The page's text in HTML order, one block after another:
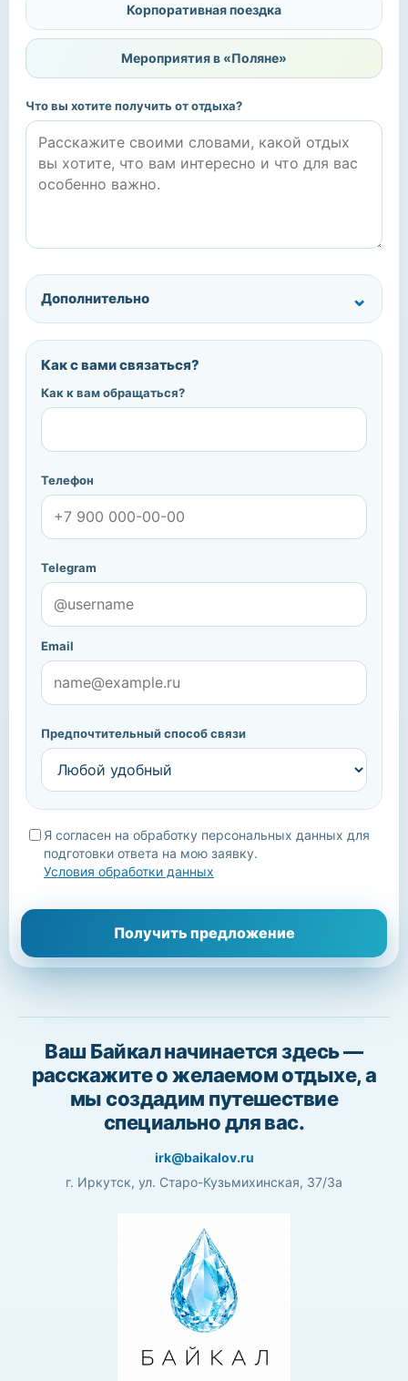
Корпоративная поездка
Мероприятия в «Поляне»
Что вы хотите получить от отдыха?
Дополнительно
Как с вами связаться?
Как к вам обращаться?
Телефон
Telegram
Email
Предпочтительный способ связи
Я согласен на обработку персональных данных для
подготовки ответа на мою заявку.
Условия обработки данных
Получить предложение
свяжемся с вами.
Ваш Байкал начинается здесь —
расскажите о желаемом отдыхе, а
мы создадим путешествие
специально для вас.
irk@baikalov.ru
г. Иркутск, ул. Старо-Кузьмихинская, 37/3а